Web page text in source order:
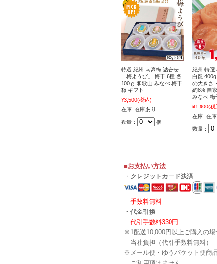
特選 紀州 南高梅 詰合せ
「梅ようび」 梅干 6種 各
100ｇ 和歌山 みなべ 梅干
梅 ギフト
¥3,500(税込)
在庫 在庫あり
数量： 個
紀州 特選
白龍
の大きさ
約8% 自
みなべ 梅
¥1,900(税
在庫 在
数量：
■お支払い方法
・クレジットカード決済
手数料無料
・代金引換
代引手数料330円
※1配送10,000円以上ご購入の場
当社負担（代引手数料無料）
※メール便・ゆうパケット便商